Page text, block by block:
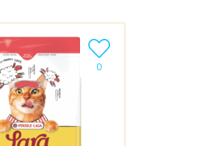
0
Ajouter le produit à ma liste